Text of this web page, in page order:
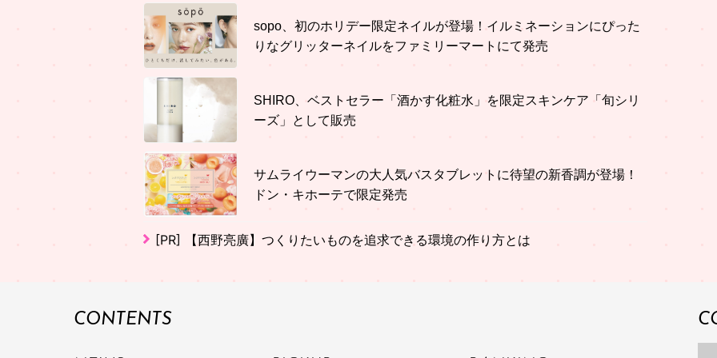
sopo、初のホリデー限定ネイルが登場！イルミネーションにぴった
りなグリッターネイルをファミリーマートにて発売
SHIRO、ベストセラー「酒かす化粧水」を限定スキンケア「旬シリ
ーズ」として販売
サムライウーマンの大人気バスタブレットに待望の新香調が登場！
ドン・キホーテで限定発売
[PR] 【西野亮廣】つくりたいものを追求できる環境の作り方とは
CONTENTS